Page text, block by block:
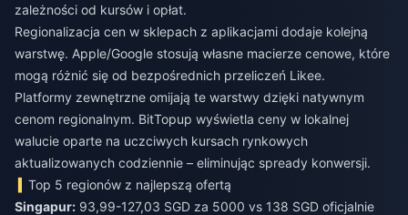
zależności od kursów i opłat.
Regionalizacja cen w sklepach z aplikacjami dodaje kolejną
warstwę. Apple/Google stosują własne macierze cenowe, które
mogą różnić się od bezpośrednich przeliczeń Likee.
Platformy zewnętrzne omijają te warstwy dzięki natywnym
cenom regionalnym. BitTopup wyświetla ceny w lokalnej
walucie oparte na uczciwych kursach rynkowych
aktualizowanych codziennie – eliminując spready konwersji.
Top 5 regionów z najlepszą ofertą
Singapur: 93,99-127,03 SGD za 5000 vs 138 SGD oficjalnie